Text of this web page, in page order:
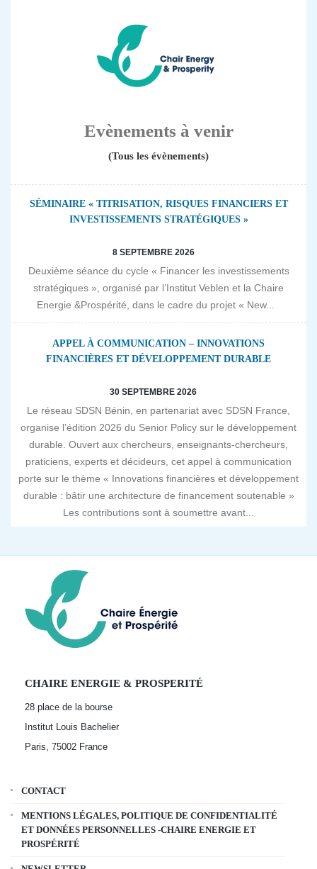
Evènements à venir
(Tous les évènements)
SÉMINAIRE « TITRISATION, RISQUES FINANCIERS ET
INVESTISSEMENTS STRATÉGIQUES »
8 SEPTEMBRE 2026
Deuxième séance du cycle « Financer les investissements
stratégiques », organisé par l’Institut Veblen et la Chaire
Energie &Prospérité, dans le cadre du projet « New...
APPEL À COMMUNICATION – INNOVATIONS
FINANCIÈRES ET DÉVELOPPEMENT DURABLE
30 SEPTEMBRE 2026
Le réseau SDSN Bénin, en partenariat avec SDSN France,
organise l’édition 2026 du Senior Policy sur le développement
durable. Ouvert aux chercheurs, enseignants-chercheurs,
praticiens, experts et décideurs, cet appel à communication
porte sur le thème « Innovations financières et développement
durable : bâtir une architecture de financement soutenable »
Les contributions sont à soumettre avant...
CHAIRE ENERGIE & PROSPERITÉ
28 place de la bourse
Institut Louis Bachelier
Paris, 75002 France
CONTACT
MENTIONS LÉGALES, POLITIQUE DE CONFIDENTIALITÉ
ET DONNÉES PERSONNELLES -CHAIRE ENERGIE ET
PROSPÉRITÉ